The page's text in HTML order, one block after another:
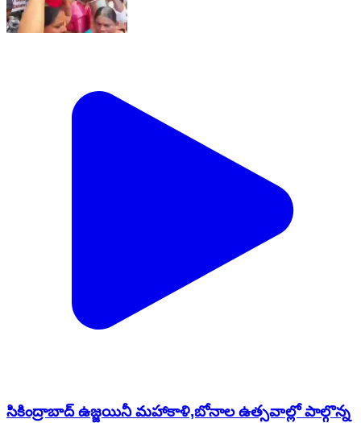
సికింద్రాబాద్ ఉజ్జయినీ మహాకాళి,బోనాల ఉత్సవాల్లో పాల్గొన్న